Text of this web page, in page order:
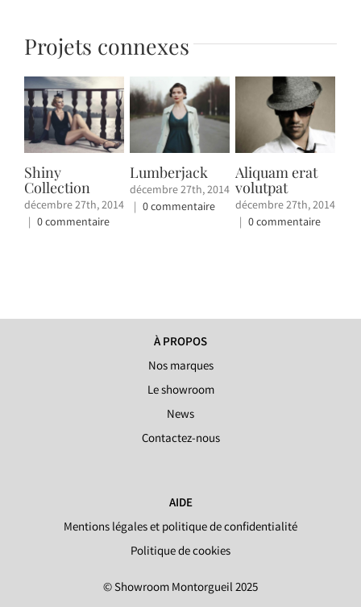
Projets connexes
Shiny
Collection
décembre 27th, 2014
0 commentaire
Lumberjack
décembre 27th, 2014
0 commentaire
Aliquam erat
volutpat
décembre 27th, 2014
0 commentaire
À PROPOS
Nos marques
Le showroom
News
Contactez-nous
AIDE
Mentions légales et politique de confidentialité
Politique de cookies
© Showroom Montorgueil 2025